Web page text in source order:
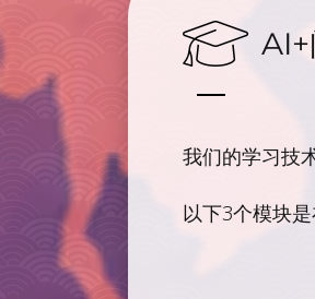
我们的学习技
以下3个模块